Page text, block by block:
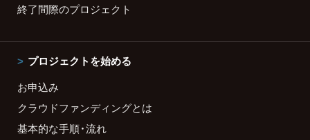
終了間際のプロジェクト
プロジェクトを始める
お申込み
クラウドファンディングとは
基本的な手順・流れ